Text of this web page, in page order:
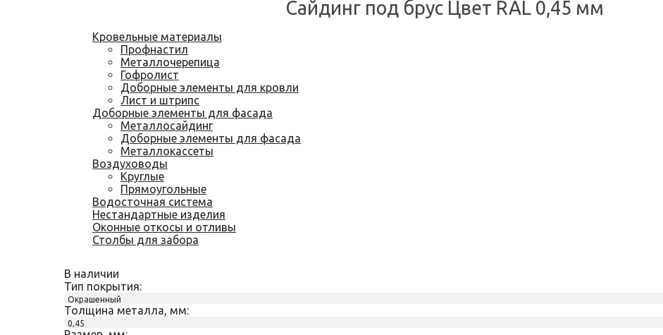
Сайдинг под брус Цвет RAL 0,45 мм
Кровельные материалы
Профнастил
Металлочерепица
Гофролист
Доборные элементы для кровли
Лист и штрипс
Доборные элементы для фасада
Металлосайдинг
Доборные элементы для фасада
Металлокассеты
Воздуховоды
Круглые
Прямоугольные
Водосточная система
Нестандартные изделия
Оконные откосы и отливы
Столбы для забора
В наличии
Тип покрытия:
Окрашенный
Толщина металла, мм:
0,45